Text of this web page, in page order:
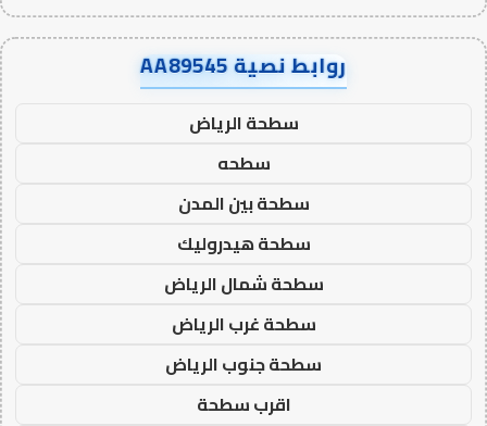
روابط نصية AA89545
سطحة الرياض
سطحه
سطحة بين المدن
سطحة هيدروليك
سطحة شمال الرياض
سطحة غرب الرياض
سطحة جنوب الرياض
اقرب سطحة